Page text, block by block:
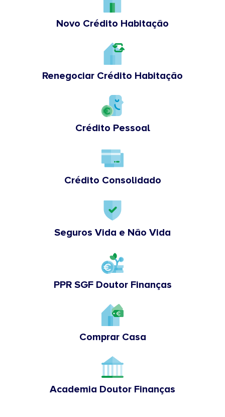
Novo Crédito Habitação
Renegociar Crédito Habitação
Crédito Pessoal
Crédito Consolidado
Seguros Vida e Não Vida
PPR SGF Doutor Finanças
Comprar Casa
Academia Doutor Finanças